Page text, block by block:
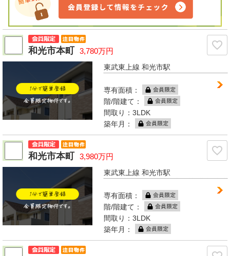
和光市本町 3,780万円
東武東上線 和光市駅
専有面積：
階/階建て：
間取り：3LDK
築年月：
和光市本町 3,980万円
東武東上線 和光市駅
専有面積：
階/階建て：
間取り：3LDK
築年月：